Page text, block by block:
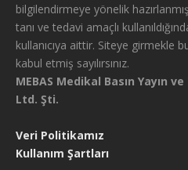
bilgilendirmeye yönelik
tanı ve tedavi amaçlı
kullanıcıya aittir. Siteye girmekle
kabul etmiş sayılırsınız.
MEBAS Medikal Basın Yayın
Ltd. Şti.
Veri Politikamız
Kullanım Şartları